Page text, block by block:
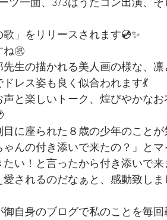
ツ一面、3/3はうたコン出演、
」をリリースされます💿✨
ね㊗️
生の描かれる美人画の様な、
レス姿も良く似合われます💃
と楽しいトーク、煌びやかな
に座られた８歳の少年のこと
んの付き添いで来たの？」と
い！と言ったから付き添いで来
愛されるのだなぁと、感動致しま
自身のブログで私のことを毎